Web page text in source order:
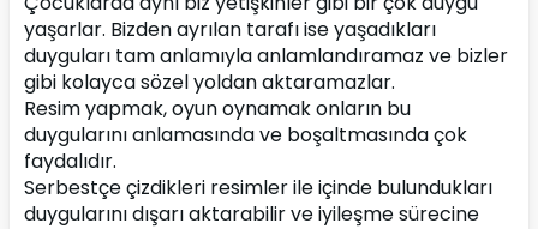
yaşarlar. Bizden ayrılan tarafı ise yaşadıkları
duyguları tam anlamıyla anlamlandıramaz ve bizler
gibi kolayca sözel yoldan aktaramazlar.
Resim yapmak, oyun oynamak onların bu
duygularını anlamasında ve boşaltmasında çok
faydalıdır.
Serbestçe çizdikleri resimler ile içinde bulundukları
duygularını dışarı aktarabilir ve iyileşme sürecine